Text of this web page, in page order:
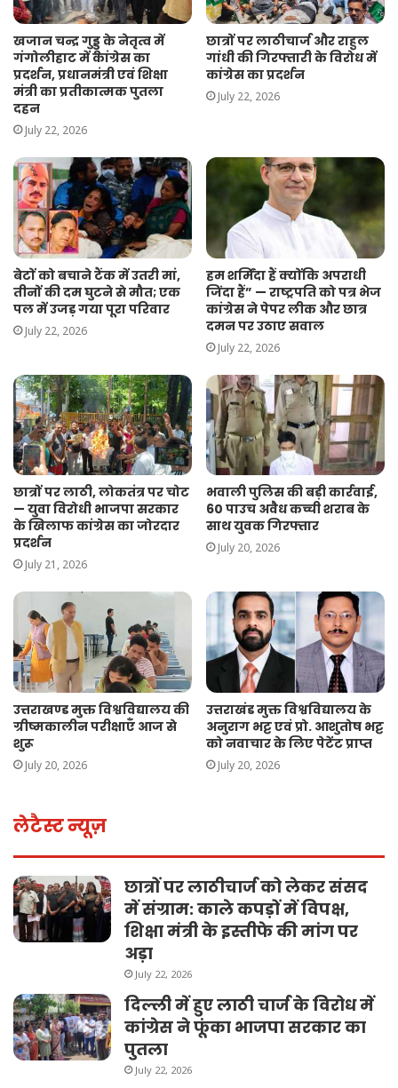
खजान चन्द्र गुड्डू के नेतृत्व में
गंगोलीहाट में कांग्रेस का
प्रदर्शन, प्रधानमंत्री एवं शिक्षा
मंत्री का प्रतीकात्मक पुतला
दहन
July 22, 2026
छात्रों पर लाठीचार्ज और राहुल
गांधी की गिरफ्तारी के विरोध में
कांग्रेस का प्रदर्शन
July 22, 2026
बेटों को बचाने टैंक में उतरी मां,
तीनों की दम घुटने से मौत; एक
पल में उजड़ गया पूरा परिवार
July 22, 2026
हम शर्मिंदा हैं क्योंकि अपराधी
जिंदा हैं” — राष्ट्रपति को पत्र भेज
कांग्रेस ने पेपर लीक और छात्र
दमन पर उठाए सवाल
July 22, 2026
छात्रों पर लाठी, लोकतंत्र पर चोट
— युवा विरोधी भाजपा सरकार
के खिलाफ कांग्रेस का जोरदार
प्रदर्शन
July 21, 2026
भवाली पुलिस की बड़ी कार्रवाई,
60 पाउच अवैध कच्ची शराब के
साथ युवक गिरफ्तार
July 20, 2026
उत्तराखण्ड मुक्त विश्वविद्यालय की
ग्रीष्मकालीन परीक्षाएँ आज से
शुरू
July 20, 2026
उत्तराखंड मुक्त विश्वविद्यालय के
अनुराग भट्ट एवं प्रो. आशुतोष भट्ट
को नवाचार के लिए पेटेंट प्राप्त
July 20, 2026
लेटैस्ट न्यूज़
छात्रों पर लाठीचार्ज को लेकर संसद
में संग्राम: काले कपड़ों में विपक्ष,
शिक्षा मंत्री के इस्तीफे की मांग पर
अड़ा
July 22, 2026
दिल्ली में हुए लाठी चार्ज के विरोध में
कांग्रेस ने फूंका भाजपा सरकार का
पुतला
July 22, 2026